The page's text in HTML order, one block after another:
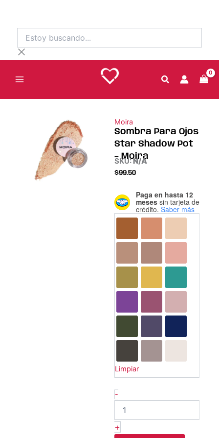
contenido
buscando...
Moira
Sombra Para Ojos
Star Shadow Pot
– Moira
SKU:N/A
$99.50
Paga en hasta 12
meses sin tarjeta de
crédito. Saber más
Limpiar
-
Sombra
Para
Ojos
Pot
Moira
+